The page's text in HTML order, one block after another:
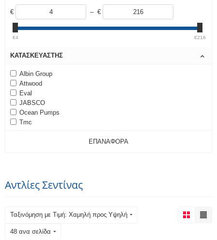
€ – €
€4 €216
ΚΑΤΑΣΚΕΥΑΣΤΉΣ
Albin Group
Attwood
Eval
JABSCO
Ocean Pumps
Tmc
ΕΠΑΝΑΦΟΡΆ
Αντλίες Σεντίνας
Ταξινόμηση με Τιμή: Χαμηλή προς Υψηλή
48 ανα σελίδα